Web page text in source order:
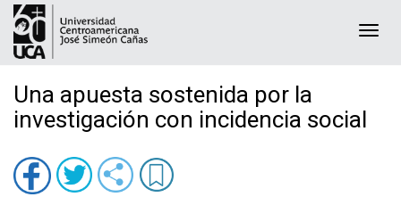
Una apuesta sostenida por la
investigación con incidencia social